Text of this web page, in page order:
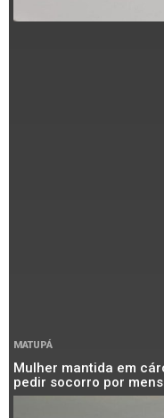
MATUPÁ
Mulher mantida em
pedir socorro por